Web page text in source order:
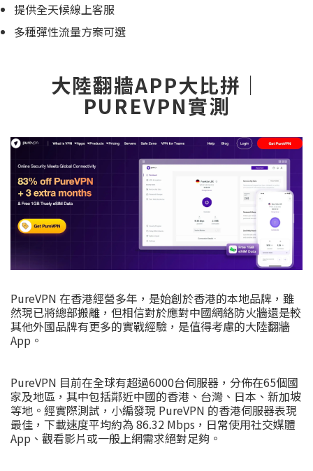
提供全天候線上客服
多種彈性流量方案可選
大陸翻牆APP大比拼｜
PUREVPN實測
PureVPN 在香港經營多年，是始創於香港的本地品牌，雖
然現已將總部搬離，但相信對於應對中國網絡防火牆還是較
其他外國品牌有更多的實戰經驗，是值得考慮的大陸翻牆
App。
PureVPN 目前在全球有超過6000台伺服器，分佈在65個國
家及地區，其中包括鄰近中國的香港、台灣、日本、新加坡
等地。經實際測試，小編發現 PureVPN 的香港伺服器表現
最佳，下載速度平均約為 86.32 Mbps，日常使用社交媒體
App、觀看影片或一般上網需求絕對足夠。